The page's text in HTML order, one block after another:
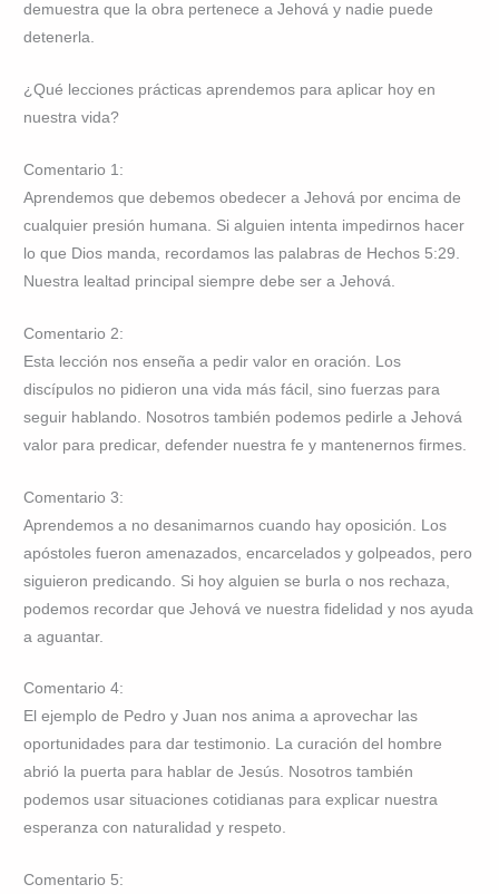
demuestra que la obra pertenece a Jehová y nadie puede
detenerla.
¿Qué lecciones prácticas aprendemos para aplicar hoy en
nuestra vida?
Comentario 1:
Aprendemos que debemos obedecer a Jehová por encima de
cualquier presión humana. Si alguien intenta impedirnos hacer
lo que Dios manda, recordamos las palabras de Hechos 5:29.
Nuestra lealtad principal siempre debe ser a Jehová.
Comentario 2:
Esta lección nos enseña a pedir valor en oración. Los
discípulos no pidieron una vida más fácil, sino fuerzas para
seguir hablando. Nosotros también podemos pedirle a Jehová
valor para predicar, defender nuestra fe y mantenernos firmes.
Comentario 3:
Aprendemos a no desanimarnos cuando hay oposición. Los
apóstoles fueron amenazados, encarcelados y golpeados, pero
siguieron predicando. Si hoy alguien se burla o nos rechaza,
podemos recordar que Jehová ve nuestra fidelidad y nos ayuda
a aguantar.
Comentario 4:
El ejemplo de Pedro y Juan nos anima a aprovechar las
oportunidades para dar testimonio. La curación del hombre
abrió la puerta para hablar de Jesús. Nosotros también
podemos usar situaciones cotidianas para explicar nuestra
esperanza con naturalidad y respeto.
Comentario 5: